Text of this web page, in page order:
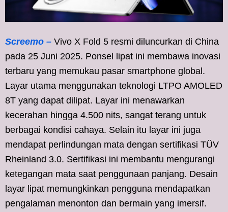
Screemo – Vivo X Fold 5 resmi diluncurkan di China
pada 25 Juni 2025. Ponsel lipat ini membawa inovasi
terbaru yang memukau pasar smartphone global.
Layar utama menggunakan teknologi LTPO AMOLED
8T yang dapat dilipat. Layar ini menawarkan
kecerahan hingga 4.500 nits, sangat terang untuk
berbagai kondisi cahaya. Selain itu layar ini juga
mendapat perlindungan mata dengan sertifikasi TÜV
Rheinland 3.0. Sertifikasi ini membantu mengurangi
ketegangan mata saat penggunaan panjang. Desain
layar lipat memungkinkan pengguna mendapatkan
pengalaman menonton dan bermain yang imersif.